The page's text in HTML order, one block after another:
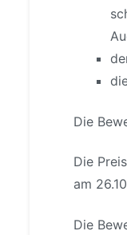
Die
Die
am
Die